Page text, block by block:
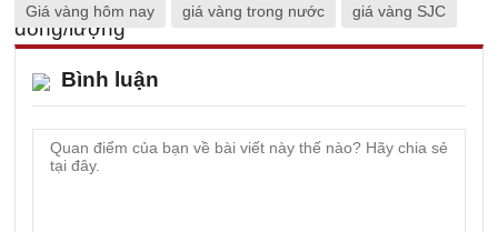
Giá vàng hôm nay giá vàng trong nước giá vàng SJC
Bình luận